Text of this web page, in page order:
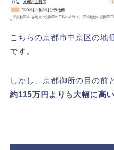
こちらの京都市中京区の地
です。
しかし、京都御所の目の前
約115万円よりも大幅に高